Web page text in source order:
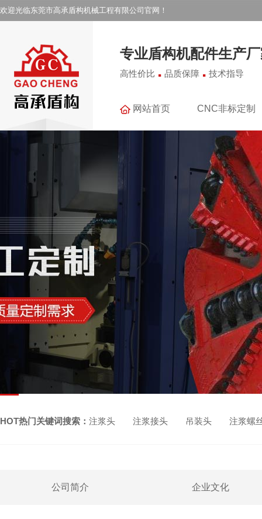
欢迎光临东莞市高承盾构机械工程有限公司官网！
专业盾构机配件生产
高性价比 . 品质保障 . 技术指导
网站首页 CNC非标定制
HOT热门关键词搜索： 注浆头 注浆接头 吊装头 注浆螺
公司简介 企业文化